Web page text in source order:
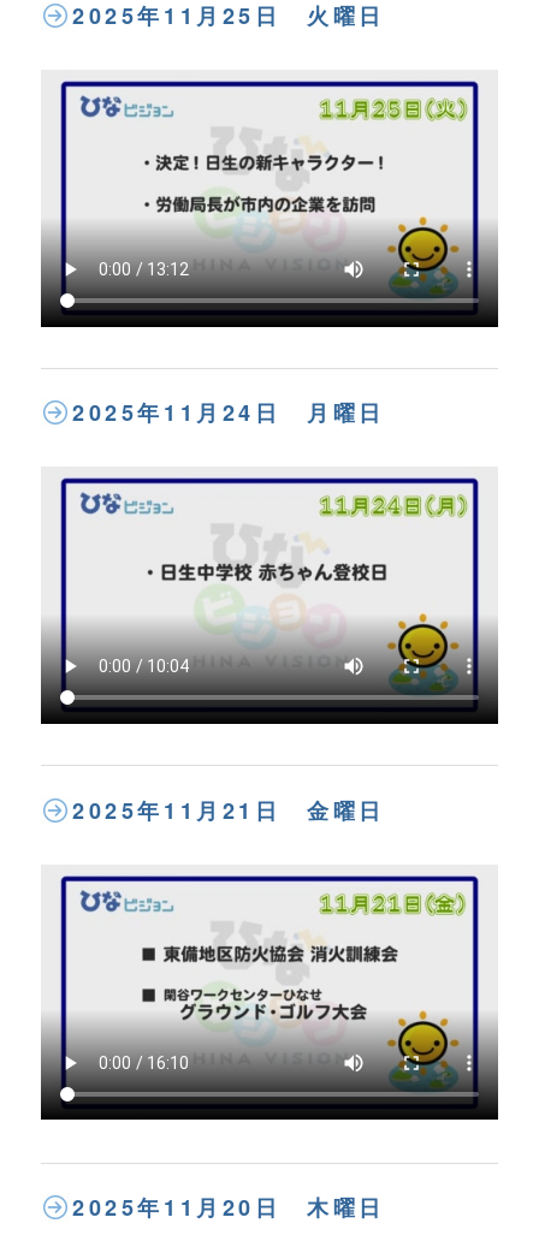
2025年11月25日 火曜日
2025年11月24日 月曜日
2025年11月21日 金曜日
2025年11月20日 木曜日